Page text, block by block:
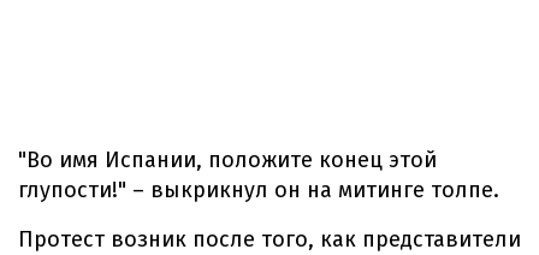
"Во имя Испании, положите конец этой
глупости!" – выкрикнул он на митинге толпе.
Протест возник после того, как представители